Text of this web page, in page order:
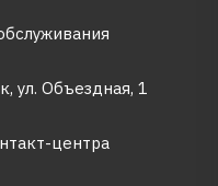
ул. Объездная, 1
центра